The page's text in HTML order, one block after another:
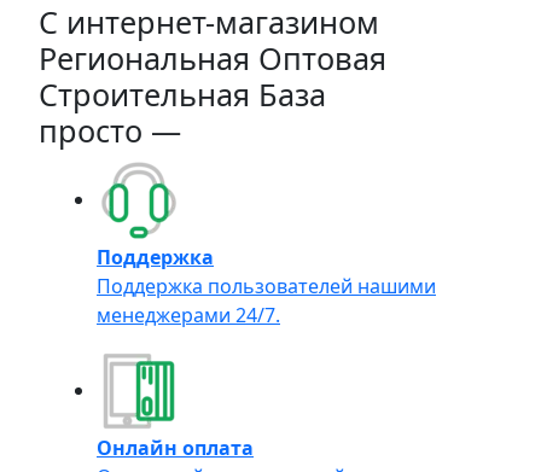
C интернет-магазином
Региональная Оптовая
Строительная База
просто —
Поддержка
Поддержка пользователей нашими
менеджерами 24/7.
Онлайн оплата